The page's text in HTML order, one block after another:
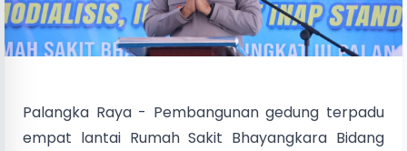
Palangka Raya - Pembangunan gedung terpadu
empat lantai Rumah Sakit Bhayangkara Bidang